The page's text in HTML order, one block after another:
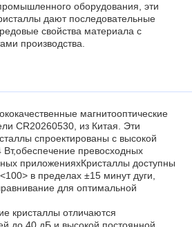
оборудования, эти
дают последовательные
свойства материала с
производства.
магнитооптические
CR20260530, из Китая. Эти
спроектированы с высокой
превосходных
приложенияхКристаллы доступны
в пределах ±15 минут дуги,
для оптимальной
кристаллы отличаются